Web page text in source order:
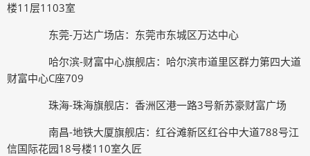
楼11层1103室
东莞-万达广场店：东莞市东城区万达中心
哈尔滨-财富中心旗舰店：哈尔滨市道里区群力第四大道
财富中心C座709
珠海-珠海旗舰店：香洲区港一路3号新苏豪财富广场
南昌-地铁大厦旗舰店：红谷滩新区红谷中大道788号江
信国际花园18号楼110室久匠